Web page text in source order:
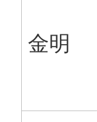
金明